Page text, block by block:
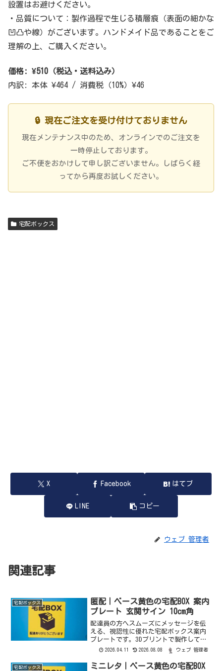
設置はお避けください。
・品質について：製作過程で生じる積層痕（表面の細かな
凹凸や線）がございます。ハンドメイド品であることをご
理解の上、ご購入ください。
価格: ¥510（税込・送料込み）
内訳: 本体 ¥464 / 消費税（10%）¥46
🔒 現在ご注文を受け付けておりません
現在メンテナンス中のため、オンラインでのご注文を
一時停止しております。
ご不便をおかけして申し訳ございません。しばらく経
ってから再度お試しください。
宅配ボックス
X Facebook はてブ
LINE コピー
ウェブ 管理者
関連記事
宅配ボックス
匿配｜ベース黄色の宅配BOX 案内
プレート 玄関サイン 10cm角
配達員の方へスムーズにメッセージを伝
える、視認性に優れた宅配ボックス案内
プレートです。3Dプリントで製作してお
り、立体感のある文字と配色で、ステッ
カーとは一味違う質感と存在感がありま
す。配送方法クリックポストオーダーメ
2026.04.11 2026.08.08 ウェブ 管理者
宅配ボックス ミニレタ｜ベース黄色の宅配BOX